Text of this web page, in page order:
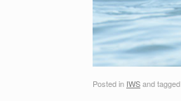
Posted in IWSand tagged